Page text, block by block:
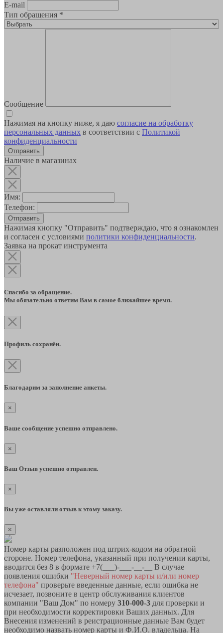
E-mail
Тип обращения *
Сообщение
Нажимая на кнопку ниже, я даю согласие на обработку
персональных данных в соответствии с Политикой
конфиденциальности
Наличие в магазинах
Имя:
Телефон:
Отправить
Нажимая кнопку "Отправить" подтверждаю, что я ознакомлен
и согласен с условиями политики конфиденциальности.
Заявка на прокат инструмента
Спасибо за обращение.
Мы обязательно ответим Вам в самое ближайшее время.
Профиль сохранён.
Благодарим за заполнение анкеты.
×
Ваше сообщение успешно отправлено.
×
Ваш Отзыв успешно отправлен.
×
Вы уже оставляли отзыв к этому заказу.
×
Номер карты разположен под штрих-кодом на обратной
стороне. Номер телефона, указанный при получении карты,
вводится без 8 в формате +7(___)-___-__-__ В случае
появления ошибки "Неверный номер карты и/или номер
телефона" проверьте введенные данные, если ошибка не
исчезает, позвоните в центр обслуживания клиентов
компании "Ваш Дом" по номеру 310-000-3 для проверки и
при необходимости корректировки Ваших данных. Для
Внесения изменений в реистрационные данные Вам будет
необходимо назвать номер карты и Ф.И.О. владельца. На